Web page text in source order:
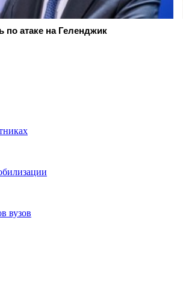
атаке на Геленджик
вузов